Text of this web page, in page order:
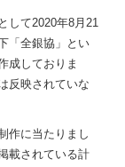
して2020年8月21
「全銀協」とい
成しておりま
反映されていな
作に当たりまし
載されている計